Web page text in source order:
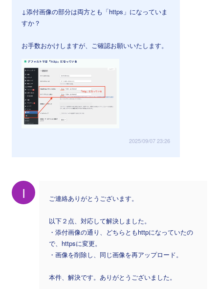
↓添付画像の部分は両方とも「https」になっていま
すか？
お手数おかけしますが、ご確認お願いいたします。
2025/09/07 23:26
I ご連絡ありがとうございます。
以下２点、対応して解決しました。
・添付画像の通り、どちらともhttpになっていたの
で、httpsに変更。
・画像を削除し、同じ画像を再アップロード。
本件、解決です。ありがとうございました。